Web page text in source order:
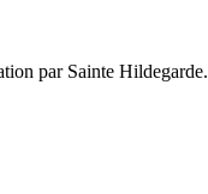
par Sainte Hildegarde.